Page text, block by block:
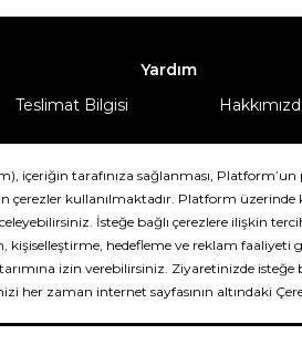
Yardım
Teslimat Bilgisi
©️ 2022-2026. Tüm hakları